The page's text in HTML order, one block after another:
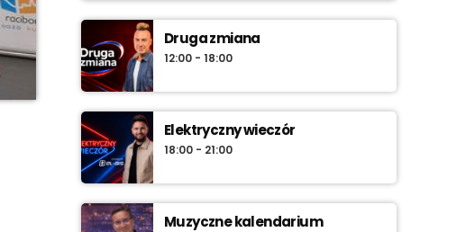
Druga zmiana
12:00 - 18:00
Elektryczny wieczór
18:00 - 21:00
Muzyczne kalendarium